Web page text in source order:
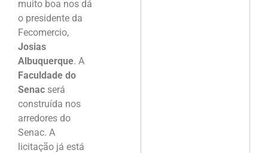
muito boa nos dá
o presidente da
Fecomercio,
Josias
Albuquerque. A
Faculdade do
Senac será
construída nos
arredores do
Senac. A
licitação já está